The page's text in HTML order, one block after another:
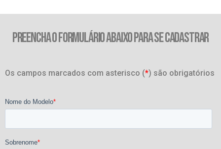
PREENCHA O FORMULÁRIO ABAIXO PARA SE CADASTRAR
Os campos marcados com asterisco (*) são obrigatórios